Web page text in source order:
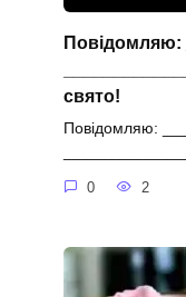
Повідомляю:
свято!
Повідомляю:
0 2